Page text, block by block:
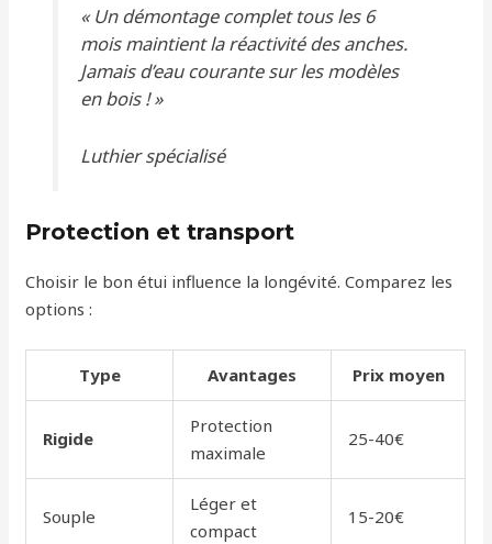
« Un démontage complet tous les 6
mois maintient la réactivité des anches.
Jamais d’eau courante sur les modèles
en bois ! »
Luthier spécialisé
Protection et transport
Choisir le bon étui influence la longévité. Comparez les
options :
Type Avantages Prix moyen
Rigide
Protection
maximale
25-40€
Souple
Léger et
compact
15-20€